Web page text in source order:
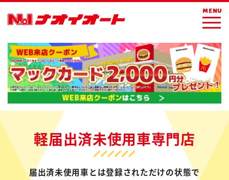
MENU
軽届出済未使用車専門店
届出済未使用車とは登録されただけの状態で